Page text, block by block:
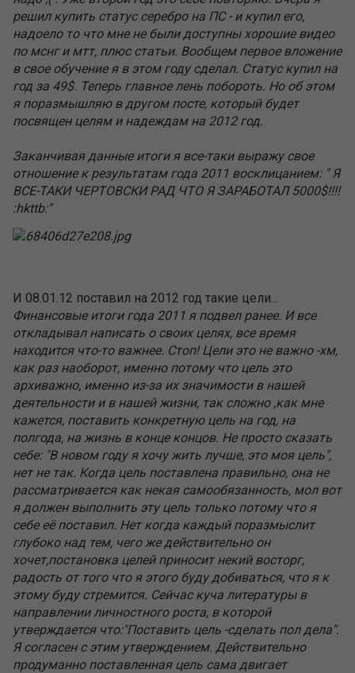
решил купить статус серебро на ПС - и купил его,
надоело то что мне не были доступны хорошие видео
по мснг и мтт, плюс статьи. Вообщем первое вложение
в свое обучение я в этом году сделал. Статус купил на
год за 49$. Теперь главное лень побороть. Но об этом
я поразмышляю в другом посте, который будет
посвящен целям и надеждам на 2012 год.
Заканчивая данные итоги я все-таки выражу свое
отношение к результатам года 2011 восклицанием: " Я
ВСЕ-ТАКИ ЧЕРТОВСКИ РАД ЧТО Я ЗАРАБОТАЛ 5000$!!!!
:hkttb:"
И 08.01.12 поставил на 2012 год такие цели...
Финансовые итоги года 2011 я подвел ранее. И все
откладывал написать о своих целях, все время
находится что-то важнее. Стоп! Цели это не важно -хм,
как раз наоборот, именно потому что цель это
архиважно, именно из-за их значимости в нашей
деятельности и в нашей жизни, так сложно ,как мне
кажется, поставить конкретную цель на год, на
полгода, на жизнь в конце концов. Не просто сказать
себе: "В новом году я хочу жить лучше, это моя цель",
нет не так. Когда цель поставлена правильно, она не
рассматривается как некая самообязанность, мол вот
я должен выполнить эту цель только потому что я
себе её поставил. Нет когда каждый поразмыслит
глубоко над тем, чего же действительно он
хочет,постановка целей приносит некий восторг,
радость от того что я этого буду добиваться, что я к
этому буду стремится. Сейчас куча литературы в
направлении личностного роста, в которой
утверждается что:"Поставить цель -сделать пол дела".
Я согласен с этим утверждением. Действительно
продуманно поставленная цель сама двигает